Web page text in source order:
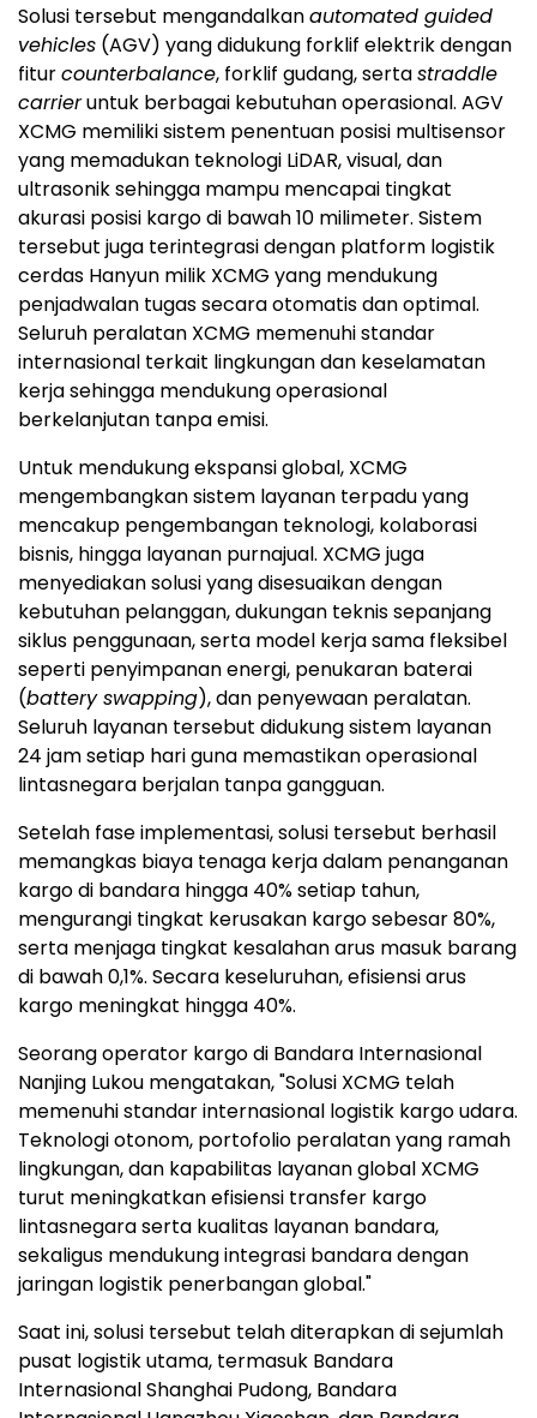
Solusi tersebut mengandalkanautomated guided
vehicles (AGV) yang didukung forklif elektrik dengan
fiturcounterbalance, forklif gudang, sertastraddle
carrieruntuk berbagai kebutuhan operasional. AGV
XCMG memiliki sistem penentuan posisi multisensor
yang memadukan teknologi LiDAR, visual, dan
ultrasonik sehingga mampu mencapai tingkat
akurasi posisi kargo di bawah 10 milimeter. Sistem
tersebut juga terintegrasi dengan platform logistik
cerdas Hanyun milik XCMG yang mendukung
penjadwalan tugas secara otomatis dan optimal.
Seluruh peralatan XCMG memenuhi standar
internasional terkait lingkungan dan keselamatan
kerja sehingga mendukung operasional
berkelanjutan tanpa emisi.
Untuk mendukung ekspansi global, XCMG
mengembangkan sistem layanan terpadu yang
mencakup pengembangan teknologi, kolaborasi
bisnis, hingga layanan purnajual. XCMG juga
menyediakan solusi yang disesuaikan dengan
kebutuhan pelanggan, dukungan teknis sepanjang
siklus penggunaan, serta model kerja sama fleksibel
seperti penyimpanan energi, penukaran baterai
(battery swapping), dan penyewaan peralatan.
Seluruh layanan tersebut didukung sistem layanan
24 jam setiap hari guna memastikan operasional
lintasnegara berjalan tanpa gangguan.
Setelah fase implementasi, solusi tersebut berhasil
memangkas biaya tenaga kerja dalam penanganan
kargo di bandara hingga 40% setiap tahun,
mengurangi tingkat kerusakan kargo sebesar 80%,
serta menjaga tingkat kesalahan arus masuk barang
di bawah 0,1%. Secara keseluruhan, efisiensi arus
kargo meningkat hingga 40%.
Seorang operator kargo di Bandara Internasional
Nanjing Lukou mengatakan, "Solusi XCMG telah
memenuhi standar internasional logistik kargo udara.
Teknologi otonom, portofolio peralatan yang ramah
lingkungan, dan kapabilitas layanan global XCMG
turut meningkatkan efisiensi transfer kargo
lintasnegara serta kualitas layanan bandara,
sekaligus mendukung integrasi bandara dengan
jaringan logistik penerbangan global."
Saat ini, solusi tersebut telah diterapkan di sejumlah
pusat logistik utama, termasuk Bandara
Internasional Shanghai Pudong, Bandara